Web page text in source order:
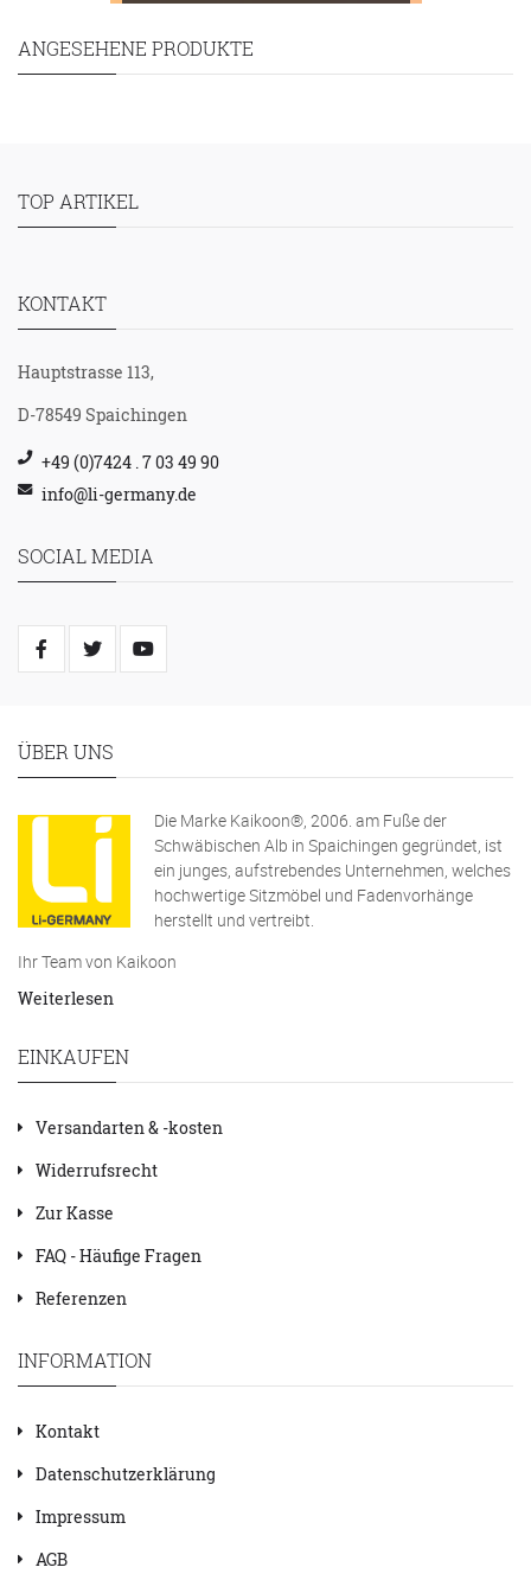
ANGESEHENE PRODUKTE
TOP ARTIKEL
KONTAKT
Hauptstrasse 113,
D-78549 Spaichingen
+49 (0)7424 . 7 03 49 90
info@li-germany.de
SOCIAL MEDIA
ÜBER UNS
Die Marke Kaikoon®, 2006. am Fuße der
Schwäbischen Alb in Spaichingen gegründet, ist
ein junges, aufstrebendes Unternehmen, welches
hochwertige Sitzmöbel und Fadenvorhänge
herstellt und vertreibt.
Ihr Team von Kaikoon
Weiterlesen
EINKAUFEN
Versandarten & -kosten
Widerrufsrecht
Zur Kasse
FAQ - Häufige Fragen
Referenzen
INFORMATION
Kontakt
Datenschutzerklärung
Impressum
AGB